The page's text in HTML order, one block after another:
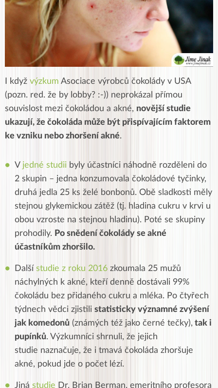
I když výzkum Asociace výrobců čokolády v USA
(pozn. red. že by lobby? :-)) neprokázal přímou
souvislost mezi čokoládou a akné, novější studie
ukazují, že čokoláda může být přispívajícím faktorem
ke vzniku nebo zhoršení akné.
V jedné studii byly účastníci náhodně rozděleni do
2 skupin – jedna konzumovala čokoládové tyčinky,
druhá jedla 25 ks želé bonbonů. Obě sladkosti měly
stejnou glykemickou zátěž (tj. hladina cukru v krvi u
obou vzroste na stejnou hladinu). Poté se skupiny
prohodily. Po snědení čokolády se akné
účastníkům zhoršilo.
Další studie z roku 2016 zkoumala 25 mužů
náchylných k akné, kteří denně dostávali 99%
čokoládu bez přidaného cukru a mléka. Po čtyřech
týdnech vědci zjistili statisticky významné zvýšení
jak komedonů (známých též jako černé tečky), tak i
pupínků. Výzkumníci shrnuli, že jejich
studie naznačuje, že i tmavá čokoláda zhoršuje
akné, pokud jde o počet lézí.
Jiná studie Dr. Brian Berman, emeritního profesora